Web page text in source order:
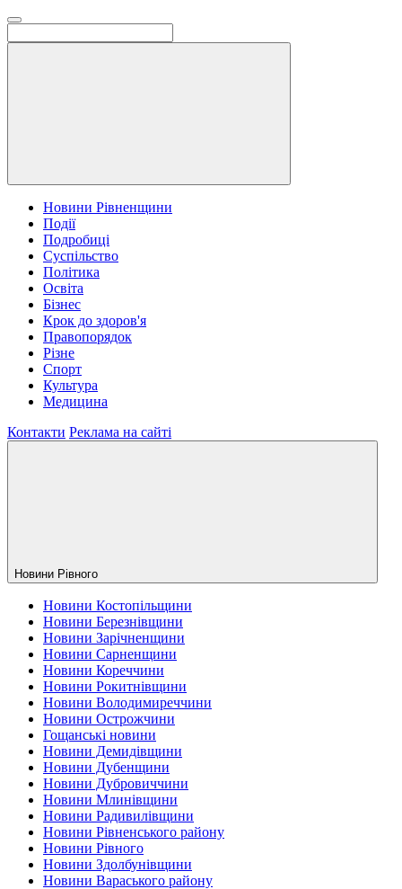
Новини Рівненщини
Події
Подробиці
Суспільство
Політика
Освіта
Бізнес
Крок до здоров'я
Правопорядок
Різне
Спорт
Культура
Медицина
Контакти Реклама на сайті
Новини Рiвного
Новини Костопільщини
Новини Березнівщини
Новини Зарічненщини
Новини Сарненщини
Новини Кореччини
Новини Рокитнівщини
Новини Володимиреччини
Новини Острожчини
Гощанські новини
Новини Демидівщини
Новини Дубенщини
Новини Дубровиччини
Новини Млинівщини
Новини Радивилівщини
Новини Рівненського району
Новини Рівного
Новини Здолбунівщини
Новини Вараського району